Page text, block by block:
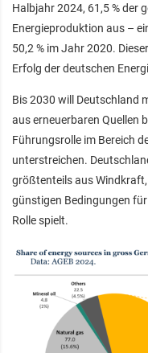
Halbjahr 2024, 61,5 % der
Energieproduktion aus –
50,2 % im Jahr 2020.
Erfolg der deutschen
Bis 2030 will Deutschland
aus erneuerbaren Quellen
Führungsrolle im Bereich
unterstreichen.
größtenteils aus
günstigen Bedingungen
Rolle spielt.